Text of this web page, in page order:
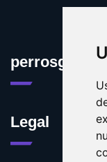
perrosguia.es
Legal